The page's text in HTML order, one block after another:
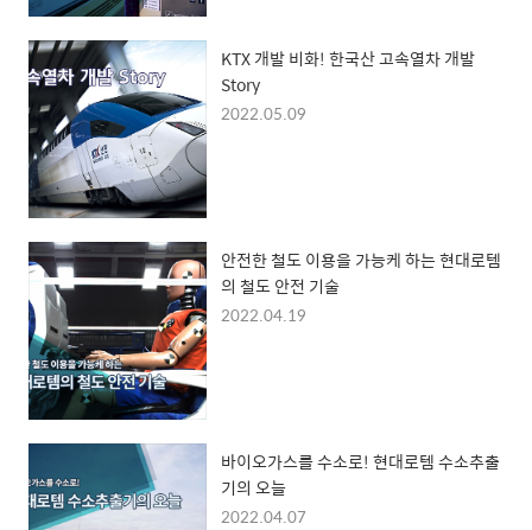
KTX 개발 비화! 한국산 고속열차 개발
Story
2022.05.09
안전한 철도 이용을 가능케 하는 현대로템
의 철도 안전 기술
2022.04.19
바이오가스를 수소로! 현대로템 수소추출
기의 오늘
2022.04.07